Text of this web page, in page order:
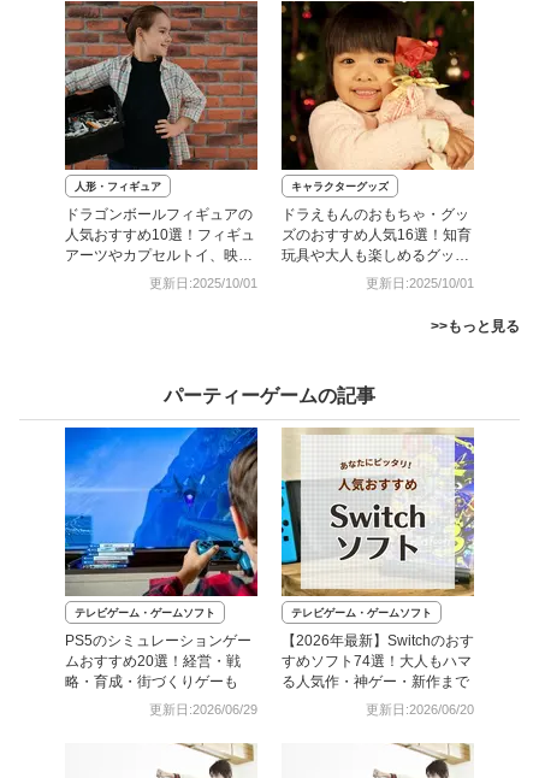
人形・フィギュア
ドラゴンボールフィギュアの
人気おすすめ10選！フィギュ
アーツやカプセルトイ、映画
最新作の商品まで更新日:2025/10/01
キャラクターグッズ
ドラえもんのおもちゃ・グッ
ズのおすすめ人気16選！知育
玩具や大人も楽しめるグッズ
更新日:2025/10/01
>>もっと見る
パーティーゲームの記事
テレビゲーム・ゲームソフト
PS5のシミュレーションゲー
ムおすすめ20選！経営・戦
略・育成・街づくりゲーも
更新日:2026/06/29
テレビゲーム・ゲームソフト
【2026年最新】Switchのおす
すめソフト74選！大人もハマ
る人気作・神ゲー・新作まで
更新日:2026/06/20